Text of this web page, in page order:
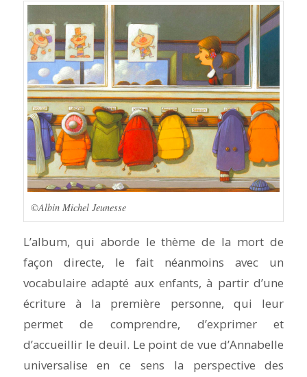
©Albin Michel Jeunesse
L’album, qui aborde le thème de la mort de
façon directe, le fait néanmoins avec un
vocabulaire adapté aux enfants, à partir d’une
écriture à la première personne, qui leur
permet de comprendre, d’exprimer et
d’accueillir le deuil. Le point de vue d’Annabelle
universalise en ce sens la perspective des